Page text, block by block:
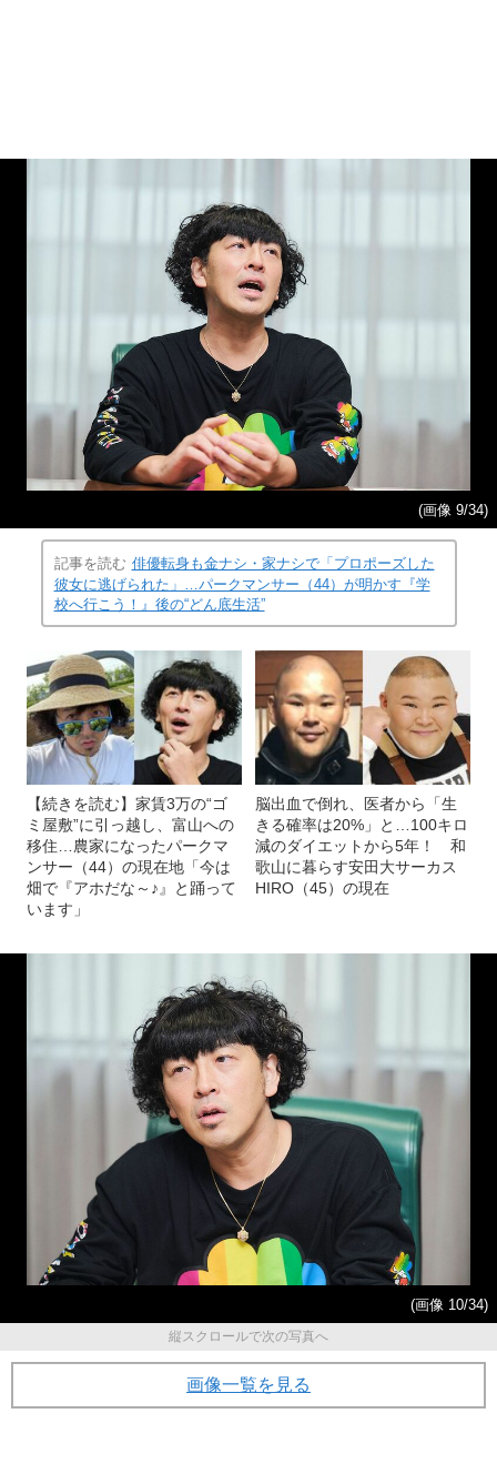
(画像 9/34)
記事を読む 俳優転身も金ナシ・家ナシで「プロポーズした
彼女に逃げられた」…パークマンサー（44）が明かす『学
校へ行こう！』後の“どん底生活”
【続きを読む】家賃3万の“ゴ
ミ屋敷”に引っ越し、富山への
移住…農家になったパークマ
ンサー（44）の現在地「今は
畑で『アホだな～♪』と踊って
います」
脳出血で倒れ、医者から「生
きる確率は20%」と…100キロ
減のダイエットから5年！ 和
歌山に暮らす安田大サーカス
HIRO（45）の現在
(画像 10/34)
縦スクロールで次の写真へ
画像一覧を見る